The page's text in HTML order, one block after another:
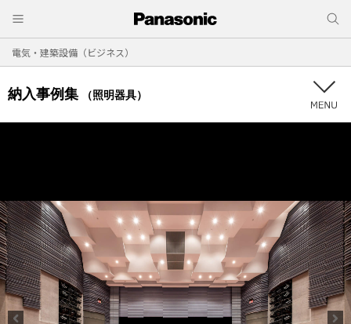
電気・建築設備（ビジネス）
納入事例集 （照明器具）